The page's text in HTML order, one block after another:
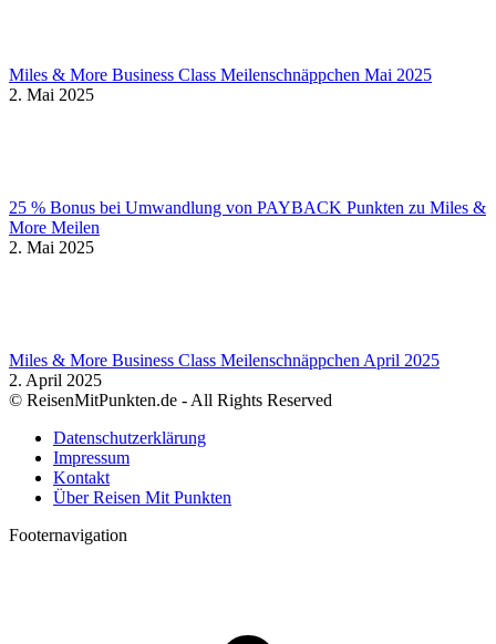
Miles & More Business Class Meilenschnäppchen Mai 2025
2. Mai 2025
25 % Bonus bei Umwandlung von PAYBACK Punkten zu Miles &
More Meilen
2. Mai 2025
Miles & More Business Class Meilenschnäppchen April 2025
2. April 2025
© ReisenMitPunkten.de - All Rights Reserved
Datenschutzerklärung
Impressum
Kontakt
Über Reisen Mit Punkten
Footernavigation